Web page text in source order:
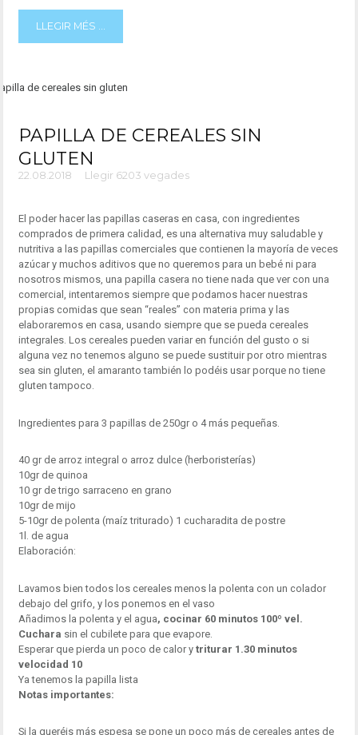
LLEGIR MÉS ...
PAPILLA DE CEREALES SIN
GLUTEN
22.08.2018 Llegir 6203 vegades
El poder hacer las papillas caseras en casa, con ingredientes
comprados de primera calidad, es una alternativa muy saludable y
nutritiva a las papillas comerciales que contienen la mayoría de veces
azúcar y muchos aditivos que no queremos para un bebé ni para
nosotros mismos, una papilla casera no tiene nada que ver con una
comercial, intentaremos siempre que podamos hacer nuestras
propias comidas que sean “reales” con materia prima y las
elaboraremos en casa, usando siempre que se pueda cereales
integrales. Los cereales pueden variar en función del gusto o si
alguna vez no tenemos alguno se puede sustituir por otro mientras
sea sin gluten, el amaranto también lo podéis usar porque no tiene
gluten tampoco.
Ingredientes para 3 papillas de 250gr o 4 más pequeñas.
40 gr de arroz integral o arroz dulce (herboristerías)
10gr de quinoa
10 gr de trigo sarraceno en grano
10gr de mijo
5-10gr de polenta (maíz triturado) 1 cucharadita de postre
1l. de agua
Elaboración:
Lavamos bien todos los cereales menos la polenta con un colador
debajo del grifo, y los ponemos en el vaso
Añadimos la polenta y el agua, cocinar 60 minutos 100º vel.
Cuchara sin el cubilete para que evapore.
Esperar que pierda un poco de calor y triturar 1.30 minutos
velocidad 10
Ya tenemos la papilla lista
Notas importantes:
Si la queréis más espesa se pone un poco más de cereales antes de